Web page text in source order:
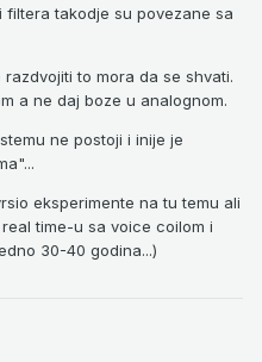
takodje su povezane sa
to mora da se shvati.
a ne daj boze u analognom.
ne postoji i inije je
eksperimente na tu temu ali
time-u sa voice coilom i
30-40 godina...)